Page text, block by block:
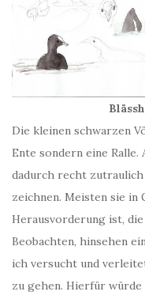
Die kleinen schwarzen
Ente sondern eine
dadurch recht
zeichnen. Meisten sie in
Herausvorderung ist,
Beobachten, hinsehen
ich versucht und
zu gehen. Hierfür